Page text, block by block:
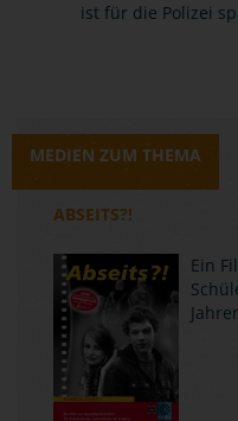
ist für die Polizei
MEDIEN ZUM THEMA
ABSEITS?!
Ein